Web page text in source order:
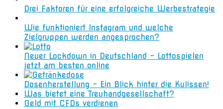
Drei Faktoren für eine erfolgreiche Werbestrategie
Wie funktioniert Instagram und welche
Zielgruppen werden angesprochen?
Neuer Lockdown in Deutschland – Lottospielen
jetzt am besten online
Dosenherstellung – Ein Blick hinter die Kulissen!
Was bietet eine Treuhandgesellschaft?
Geld mit CFDs verdienen